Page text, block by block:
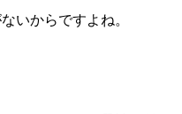
いからですよね。